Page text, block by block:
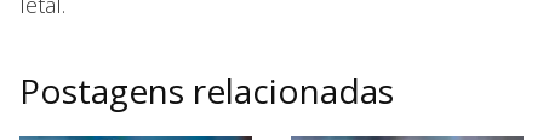
Postagens relacionadas